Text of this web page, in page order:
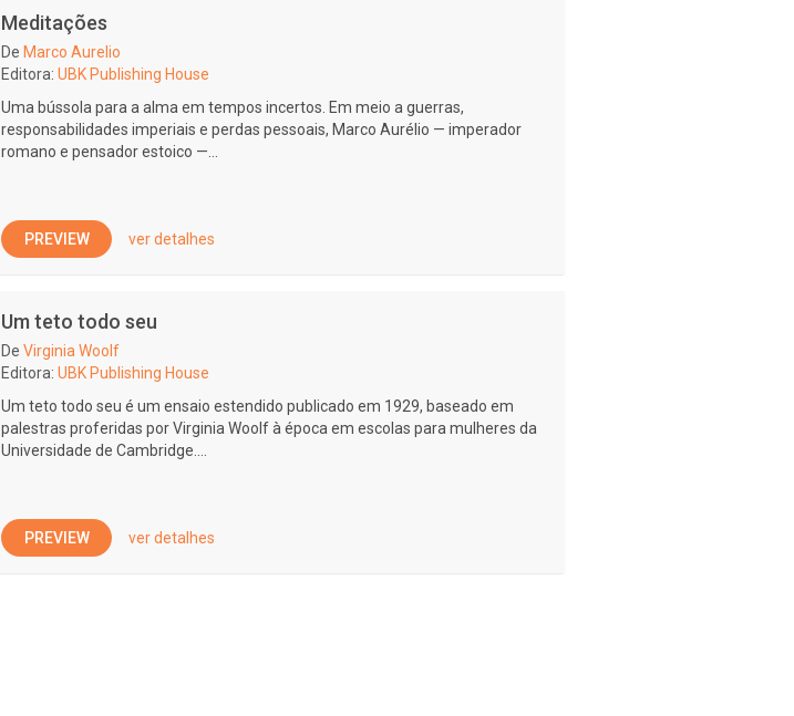
Meditações
De Marco Aurelio
Editora: UBK Publishing House
Uma bússola para a alma em tempos incertos. Em meio a guerras,
responsabilidades imperiais e perdas pessoais, Marco Aurélio — imperador
romano e pensador estoico —...
PREVIEW ver detalhes
Um teto todo seu
De Virginia Woolf
Editora: UBK Publishing House
Um teto todo seu é um ensaio estendido publicado em 1929, baseado em
palestras proferidas por Virginia Woolf à época em escolas para mulheres da
Universidade de Cambridge....
PREVIEW ver detalhes